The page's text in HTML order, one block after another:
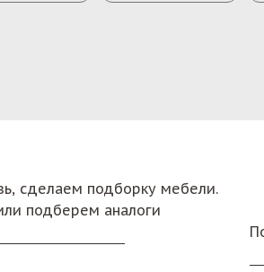
сделаем подборку мебели.
подберем аналоги